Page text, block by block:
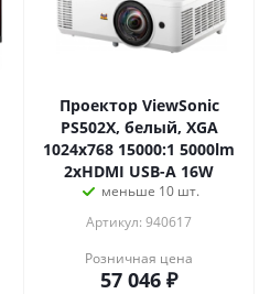
Проектор ViewSonic
PS502X, белый, XGA
1024x768 15000:1 5000lm
2xHDMI USB-A 16W
меньше 10 шт.
Артикул: 940617
Розничная цена
57 046 ₽